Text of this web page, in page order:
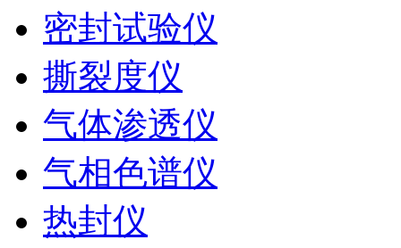
密封试验仪
撕裂度仪
气体渗透仪
气相色谱仪
热封仪